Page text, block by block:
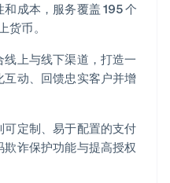
成本，服务覆盖 195 个
货币。
线上与线下渠道，打造一
动、回馈忠实客户并增
可定制、易于配置的支付
诈保护功能与提高授权